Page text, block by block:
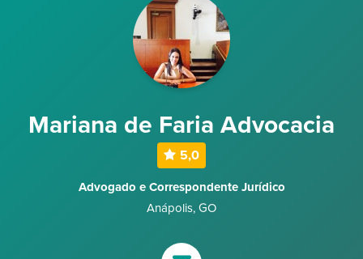
Mariana de Faria Advocacia
5,0
Advogado e Correspondente Jurídico
Anápolis, GO